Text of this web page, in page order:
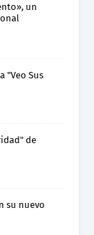
un
"Veo Sus
de
su nuevo